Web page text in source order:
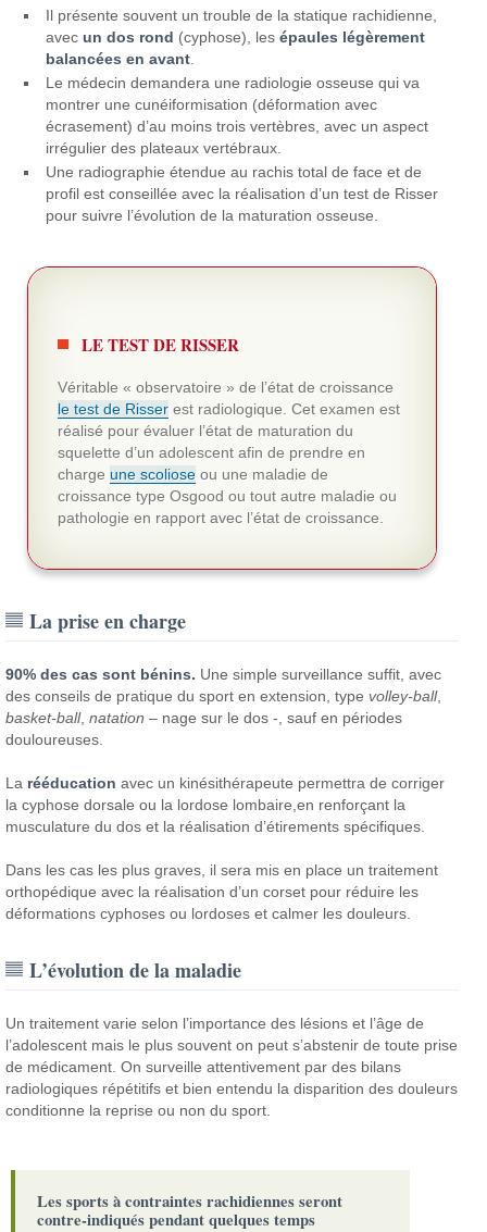
Il présente souvent un trouble de la statique rachidienne,
avec un dos rond (cyphose), lesépaules légèrement
balancées en avant
Le médecin demandera une radiologie osseuse qui va
montrer une cunéiformisation (déformation avec
écrasement) d’au moins trois vertèbres, avec un aspect
irrégulier des plateaux vertébraux.
Une radiographie étendue au rachis total de face et de
profil est conseillée avec la réalisation d’un test de Risser
pour suivre l’évolution de la maturation osseuse.
LE TEST DE RISSER
Véritable « observatoire » de l’état de croissance
le test de Risser est radiologique. Cet examen est
réalisé pour évaluer l’état de maturation du
squelette d’un adolescent afin de prendre en
charge une scoliose ou une maladie de
croissance type Osgood ou tout autre maladie ou
pathologie en rapport avec l’état de croissance.
La prise en charge
90% des cas sont bénins. Une simple surveillance suffit, avec
des conseils de pratique du sport en extension, typevolley-ball,
basket-ball,natation – nage sur le dos -, sauf en périodes
douloureuses.
La rééducation avec un kinésithérapeute permettra de corriger
la cyphose dorsale ou la lordose lombaire,en renforçant la
musculature du dos et la réalisation d’étirements spécifiques.
Dans les cas les plus graves, il sera mis en place un traitement
orthopédique avec la réalisation d’un corset pour réduire les
déformations cyphoses ou lordoses et calmer les douleurs.
L’évolution de la maladie
Un traitement varie selon l’importance des lésions et l’âge de
l’adolescent mais le plus souvent on peut s’abstenir de toute prise
de médicament. On surveille attentivement par des bilans
radiologiques répétitifs et bien entendu la disparition des douleurs
conditionne la reprise ou non du sport.
Les sports à contraintes rachidiennes seront
contre-indiqués pendant quelques temps